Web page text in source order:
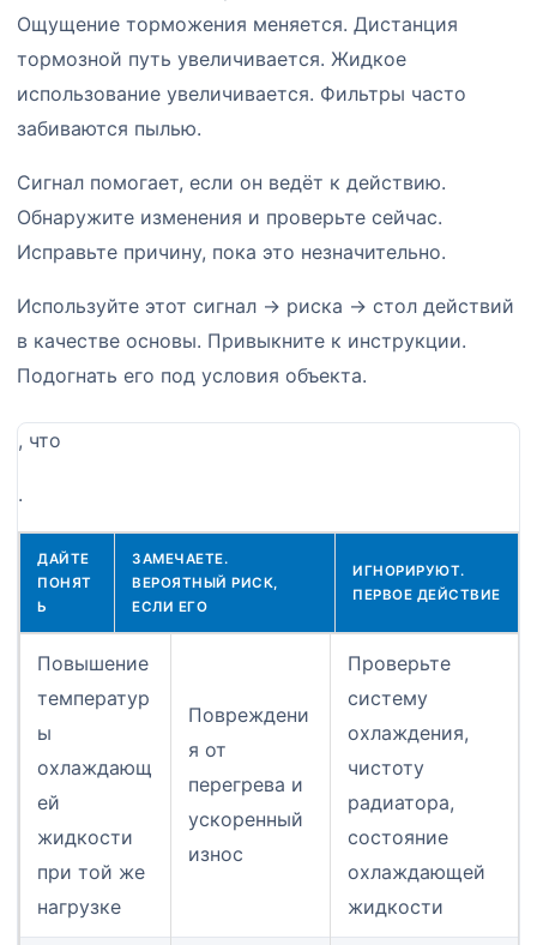
Ощущение торможения меняется. Дистанция
тормозной путь увеличивается. Жидкое
использование увеличивается. Фильтры часто
забиваются пылью.
Сигнал помогает, если он ведёт к действию.
Обнаружите изменения и проверьте сейчас.
Исправьте причину, пока это незначительно.
Используйте этот сигнал → риска → стол действий
в качестве основы. Привыкните к инструкции.
Подогнать его под условия объекта.
, что
.
ДАЙТЕ
ПОНЯТ
Ь
ЗАМЕЧАЕТЕ.
ВЕРОЯТНЫЙ РИСК,
ЕСЛИ ЕГО
ИГНОРИРУЮТ.
ПЕРВОЕ ДЕЙСТВИЕ
Повышение
температур
ы
охлаждающ
ей
жидкости
при той же
нагрузке
Повреждени
я от
перегрева и
ускоренный
износ
Проверьте
систему
охлаждения,
чистоту
радиатора,
состояние
охлаждающей
жидкости